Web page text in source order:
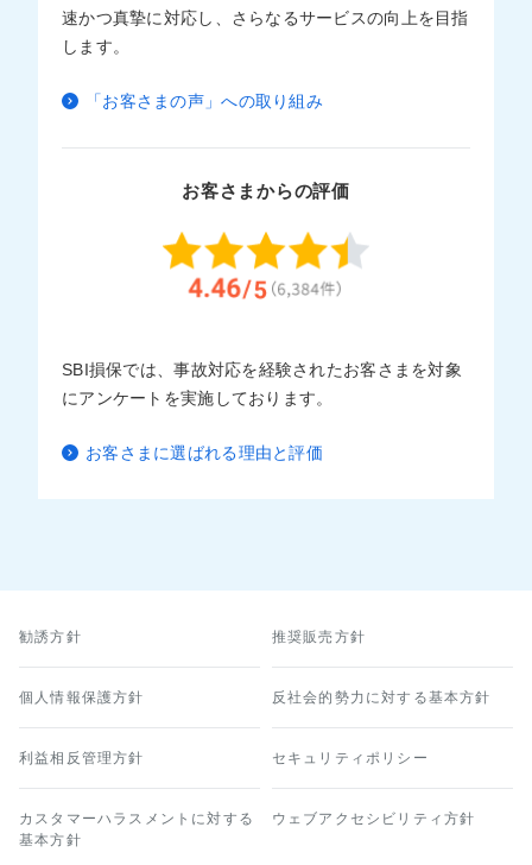
速かつ真摯に対応し、さらなるサービスの向上を目指
します。
「お客さまの声」への取り組み
お客さまからの評価
SBI損保では、事故対応を経験されたお客さまを対象
にアンケートを実施しております。
お客さまに選ばれる理由と評価
勧誘方針 推奨販売方針
個人情報保護方針 反社会的勢力に対する基本方針
利益相反管理方針 セキュリティポリシー
カスタマーハラスメントに対する
基本方針
ウェブアクセシビリティ方針